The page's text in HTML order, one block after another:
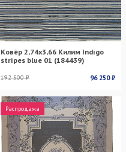
Ковёр 2,74х3,66 Килим Indigo
stripes blue 01 (184439)
192 500 ₽ 96 250 ₽
Распродажа